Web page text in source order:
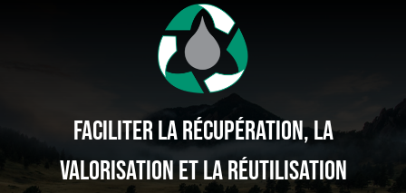
Faciliter La Récupération, La
Valorisation Et La Réutilisation